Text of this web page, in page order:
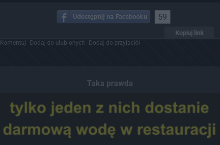
59
Kopiuj link
Komentuj Dodaj do ulubionych Dodaj do przyjaciół
Taka prawda